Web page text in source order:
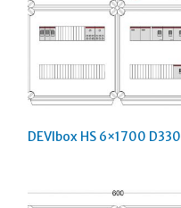
DEVIbox HS 6×1700 D330